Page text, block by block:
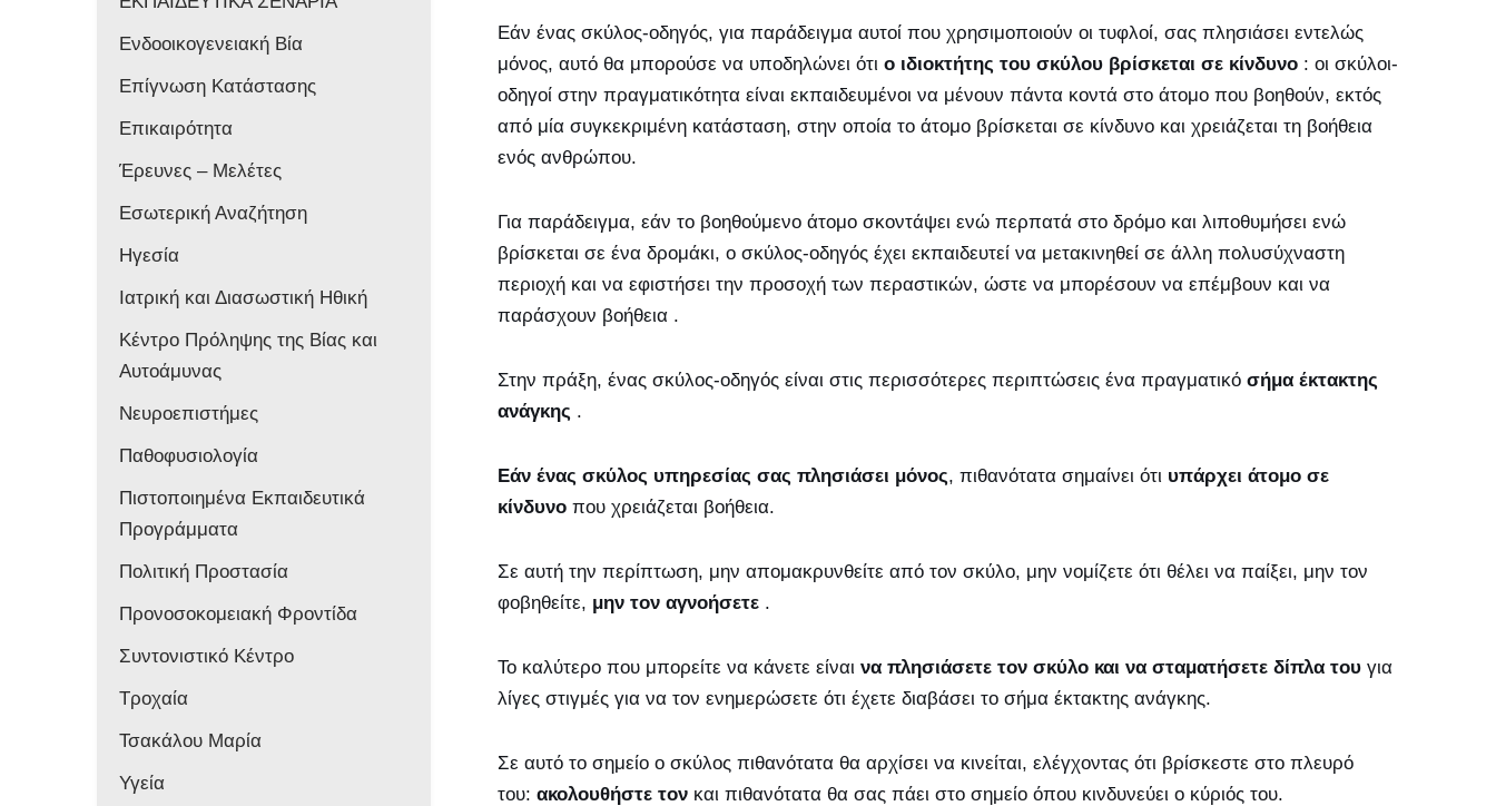
Ενδοοικογενειακή Βία
Επίγνωση Κατάστασης
Επικαιρότητα
Έρευνες – Μελέτες
Εσωτερική Αναζήτηση
Ηγεσία
Ιατρική και Διασωστική Ηθική
Κέντρο Πρόληψης της Βίας και
Αυτοάμυνας
Νευροεπιστήμες
Παθοφυσιολογία
Πιστοποιημένα Εκπαιδευτικά
Προγράμματα
Πολιτική Προστασία
Προνοσοκομειακή Φροντίδα
Συντονιστικό Κέντρο
Τροχαία
Τσακάλου Μαρία
Υγεία
Εάν ένας σκύλος-οδηγός, για παράδειγμα αυτοί που χρησιμοποιούν οι τυφλοί, σας πλησιάσει εντελώς
μόνος, αυτό θα μπορούσε να υποδηλώνει ότι ο ιδιοκτήτης του σκύλου βρίσκεται σε κίνδυνο : οι σκύλοι-
οδηγοί στην πραγματικότητα είναι εκπαιδευμένοι να μένουν πάντα κοντά στο άτομο που βοηθούν, εκτός
από μία συγκεκριμένη κατάσταση, στην οποία το άτομο βρίσκεται σε κίνδυνο και χρειάζεται τη βοήθεια
ενός ανθρώπου.
Για παράδειγμα, εάν το βοηθούμενο άτομο σκοντάψει ενώ περπατά στο δρόμο και λιποθυμήσει ενώ
βρίσκεται σε ένα δρομάκι, ο σκύλος-οδηγός έχει εκπαιδευτεί να μετακινηθεί σε άλλη πολυσύχναστη
περιοχή και να εφιστήσει την προσοχή των περαστικών, ώστε να μπορέσουν να επέμβουν και να
παράσχουν βοήθεια .
Στην πράξη, ένας σκύλος-οδηγός είναι στις περισσότερες περιπτώσεις ένα πραγματικό σήμα έκτακτης
ανάγκης .
Εάν ένας σκύλος υπηρεσίας σας πλησιάσει μόνος, πιθανότατα σημαίνει ότι υπάρχει άτομο σε
κίνδυνο που χρειάζεται βοήθεια.
Σε αυτή την περίπτωση, μην απομακρυνθείτε από τον σκύλο, μην νομίζετε ότι θέλει να παίξει, μην τον
φοβηθείτε, μην τον αγνοήσετε .
Το καλύτερο που μπορείτε να κάνετε είναι να πλησιάσετε τον σκύλο και να σταματήσετε δίπλα του για
λίγες στιγμές για να τον ενημερώσετε ότι έχετε διαβάσει το σήμα έκτακτης ανάγκης.
Σε αυτό το σημείο ο σκύλος πιθανότατα θα αρχίσει να κινείται, ελέγχοντας ότι βρίσκεστε στο πλευρό
του: ακολουθήστε τον και πιθανότατα θα σας πάει στο σημείο όπου κινδυνεύει ο κύριός του.